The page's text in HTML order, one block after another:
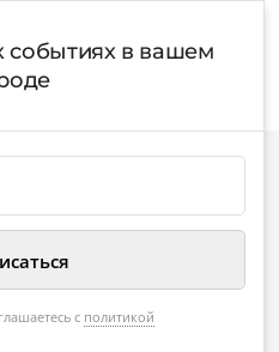
событиях в вашем
с политикой